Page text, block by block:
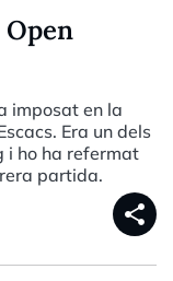
Open
imposat en la
Era un dels
i ho ha refermat
partida.
share